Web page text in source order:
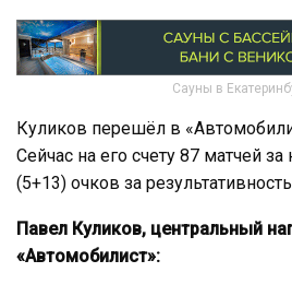
Сауны в
Куликов перешёл в
Сейчас на его счету 87 матчей
(5+13) очков за
Павел Куликов, центральный
«Автомобилист»: